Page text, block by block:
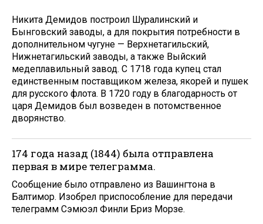
Никита Демидов построил Шуралинский и
Бынговский заводы, а для покрытия потребности в
дополнительном чугуне — Верхнетагильский,
Нижнетагильский заводы, а также Выйский
медеплавильный завод. С 1718 года купец стал
единственным поставщиком железа, якорей и пушек
для русского флота. В 1720 году в благодарность от
царя Демидов был возведен в потомственное
дворянство.
174 года назад (1844) была отправлена
первая в мире телеграмма.
Сообщение было отправлено из Вашингтона в
Балтимор. Изобрел приспособление для передачи
телеграмм Сэмюэл Финли Бриз Морзе.